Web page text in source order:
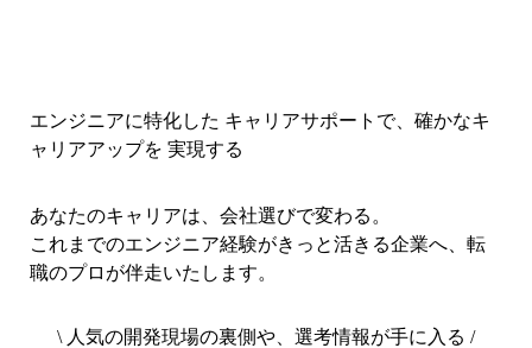
エンジニアに特化した キャリアサポートで、 確かなキ
ャリアアップを 実現する
あなたのキャリアは、会社選びで変わる。
これまでのエンジニア経験がきっと活きる企業へ、転
職のプロが伴走いたします。
\ 人気の開発現場の裏側や、選考情報が手に入る /